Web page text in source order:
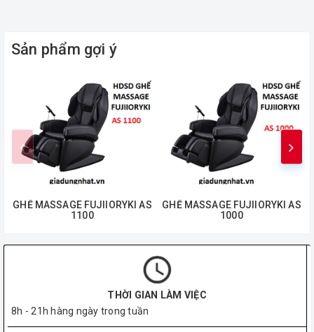
Sản phẩm gợi ý
GHẾ MASSAGE FUJIIORYKI AS
1100
GHẾ MASSAGE FUJIIORYKI AS
1000
THỜI GIAN LÀM VIỆC
8h - 21h hàng ngày trong tuần